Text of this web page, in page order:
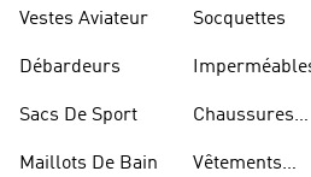
Vestes Aviateur
Débardeurs
Sacs De Sport
Maillots De Bain
Socquettes
Chaussures
Vêtements